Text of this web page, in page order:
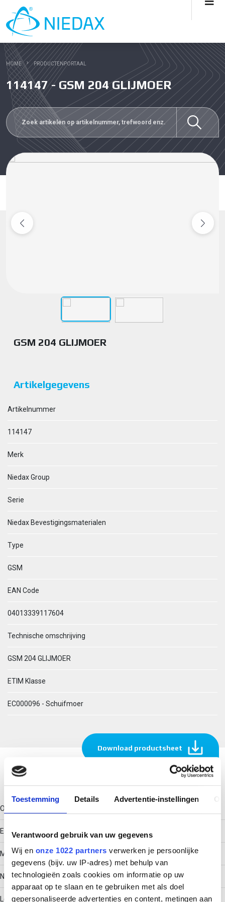
Toestemming Details Advertentie-instellingen
Verantwoord gebruik van uw gegevens
Wij en onze 1022 partners verwerken je persoonlijke
gegevens (bijv. uw IP-adres) met behulp van
technologieën zoals cookies om informatie op uw
apparaat op te slaan en te gebruiken met als doel
gepersonaliseerde advertenties en content, metingen aan
HOME PRODUCTENPORTAAL
114147 - GSM 204 GLIJMOER
GSM 204 GLIJMOER
Artikelgegevens
Artikelnummer
114147
Merk
Niedax Group
Serie
Niedax Bevestigingsmaterialen
Type
GSM
EAN Code
04013339117604
Technische omschrijving
GSM 204 GLIJMOER
ETIM Klasse
EC000096 - Schuifmoer
Download productsheet
Technische gegevens
Oppervlaktebescherming
Elektrolytisch verzinkt
Met veer
Nee
Lengte